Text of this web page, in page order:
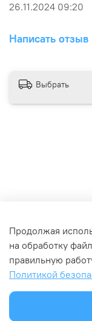
26.11.2024 09:20
Написать отзыв
Выбрать
Оферта и
Продолжая
на обработку
правильную
Политикой